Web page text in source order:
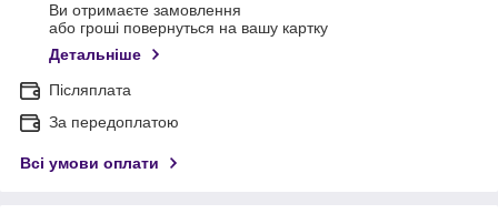
Ви отримаєте замовлення
або гроші повернуться на вашу картку
Детальніше
Післяплата
За передоплатою
Всі умови оплати